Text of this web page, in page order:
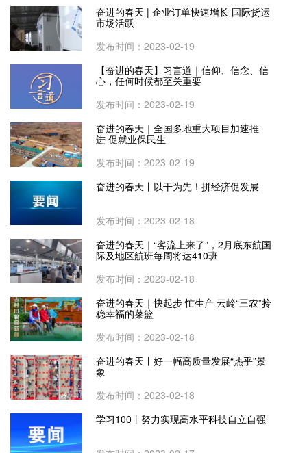
奋进的春天 | 企业订单快速增长 国际货运
市场活跃
发布时间：2023-02-19
【奋进的春天】习言道｜信仰、信念、信
心，任何时候都至关重要
发布时间：2023-02-19
奋进的春天｜全国多地重大项目加速推
进 促就业保民生
发布时间：2023-02-19
奋进的春天丨以干为先！拼经济促发展
发布时间：2023-02-18
奋进的春天｜“客流上来了”，2月底东航国
际及地区航班每周将达410班
发布时间：2023-02-18
奋进的春天｜快起步 忙生产 云岭“三农”拎
稳幸福的菜篮
发布时间：2023-02-18
奋进的春天丨好一幅高质量发展“热乎”景
象
发布时间：2023-02-18
学习100丨努力实现高水平科技自立自强